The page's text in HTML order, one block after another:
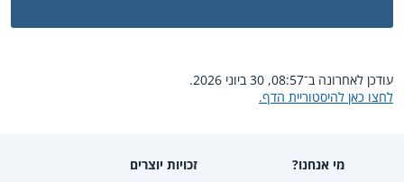
עודכן לאחרונה ב־08:57, 30 ביוני 2026.
לחצו כאן להיסטוריית הדף.
מי אנחנו? זכויות יוצרים